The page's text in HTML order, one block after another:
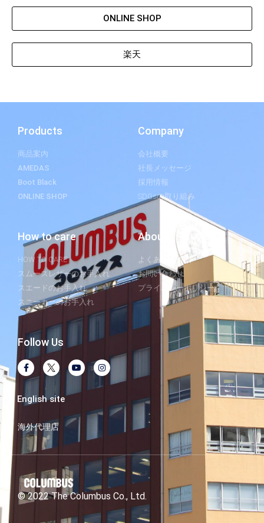
ONLINE SHOP
楽天
Products
商品案内
AMEDAS
Boot Black
ONLINE SHOP
Company
会社概要
社長メッセージ
採用情報
SDGsの取り組み
How to care
HOW TO CARE
スムースレザーのお手入れ
スエードのお手入れ
スニーカーのお手入れ
About
よくあるご質問
お問い合わせ
プライバシーポリシー
Follow Us
English site
海外代理店
© 2022 The Columbus Co., Ltd.